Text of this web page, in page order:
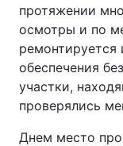
протяжении
осмотры и по
ремонтируется
обеспечения
участки,
проверялись
Днем место